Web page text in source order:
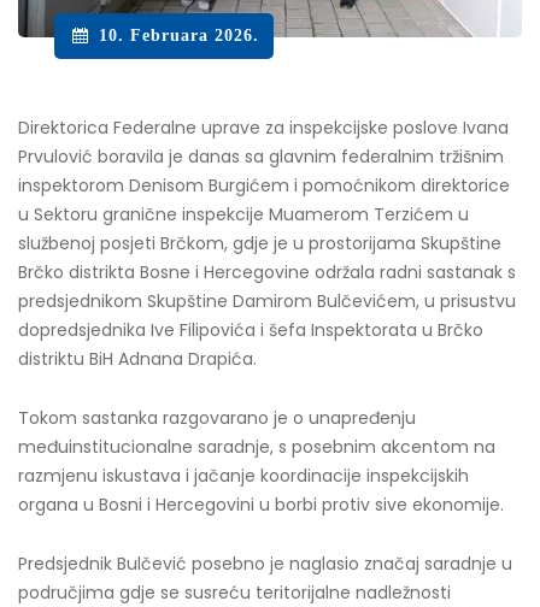
10. Februara 2026.
Direktorica Federalne uprave za inspekcijske poslove Ivana
Prvulović boravila je danas sa glavnim federalnim tržišnim
inspektorom Denisom Burgićem i pomoćnikom direktorice
u Sektoru granične inspekcije Muamerom Terzićem u
službenoj posjeti Brčkom, gdje je u prostorijama Skupštine
Brčko distrikta Bosne i Hercegovine održala radni sastanak s
predsjednikom Skupštine Damirom Bulčevićem, u prisustvu
dopredsjednika Ive Filipovića i šefa Inspektorata u Brčko
distriktu BiH Adnana Drapića.
Tokom sastanka razgovarano je o unapređenju
međuinstitucionalne saradnje, s posebnim akcentom na
razmjenu iskustava i jačanje koordinacije inspekcijskih
organa u Bosni i Hercegovini u borbi protiv sive ekonomije.
Predsjednik Bulčević posebno je naglasio značaj saradnje u
područjima gdje se susreću teritorijalne nadležnosti